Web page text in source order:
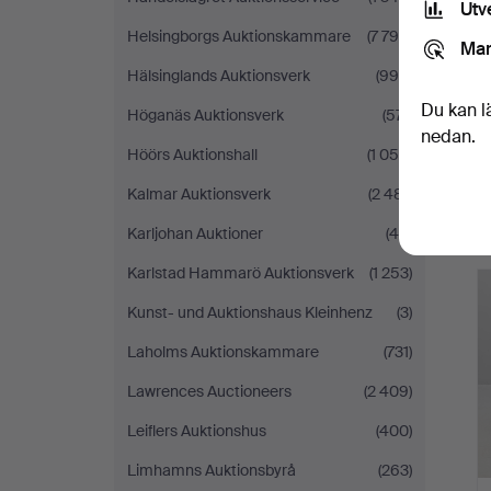
Helsingborgs Auktionskammare
(7 799)
Hälsinglands Auktionsverk
(996)
Höganäs Auktionsverk
(571)
Höörs Auktionshall
(1 055)
Kalmar Auktionsverk
(2 481)
Karljohan Auktioner
(44)
Karlstad Hammarö Auktionsverk
(1 253)
Kunst- und Auktionshaus Kleinhenz
(3)
Laholms Auktionskammare
(731)
Lawrences Auctioneers
(2 409)
Leiflers Auktionshus
(400)
Limhamns Auktionsbyrå
(263)
Du kan
nedan.